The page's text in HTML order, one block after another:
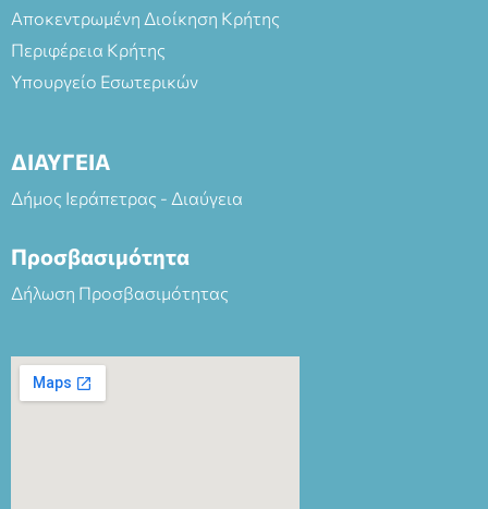
Αποκεντρωμένη Διοίκηση Κρήτης
Περιφέρεια Κρήτης
Υπουργείο Εσωτερικών
ΔΙΑΥΓΕΙΑ
Δήμος Ιεράπετρας - Διαύγεια
Προσβασιμότητα
Δήλωση Προσβασιμότητας